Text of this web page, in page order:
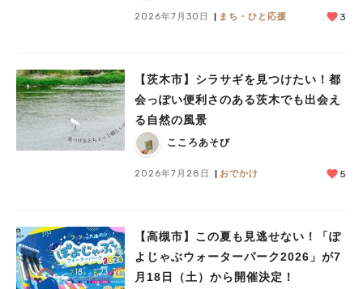
2026年7月30日 まち・ひと応援 3
【茨木市】シラサギを見つけたい！都
会っぽい便利さのある茨木でも出会え
る自然の風景
こころあそび
2026年7月28日 おでかけ 5
【高槻市】この夏も見逃せない！「ぽ
よじゃぶウォーターパーク2026」が7
月18日（土）から開催決定！
#教えたい／教えて投稿記事#大阪学院大 商品開発プロジェクト